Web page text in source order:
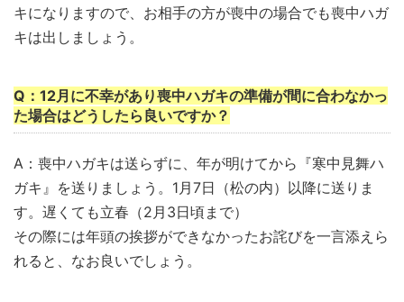
キになりますので、お相手の方が喪中の場合でも喪中ハガ
キは出しましょう。
Q：12月に不幸があり喪中ハガキの準備が間に合わなかっ
た場合はどうしたら良いですか？
A：喪中ハガキは送らずに、年が明けてから『寒中見舞ハ
ガキ』を送りましょう。1月7日（松の内）以降に送りま
す。遅くても立春（2月3日頃まで）
その際には年頭の挨拶ができなかったお詫びを一言添えら
れると、なお良いでしょう。